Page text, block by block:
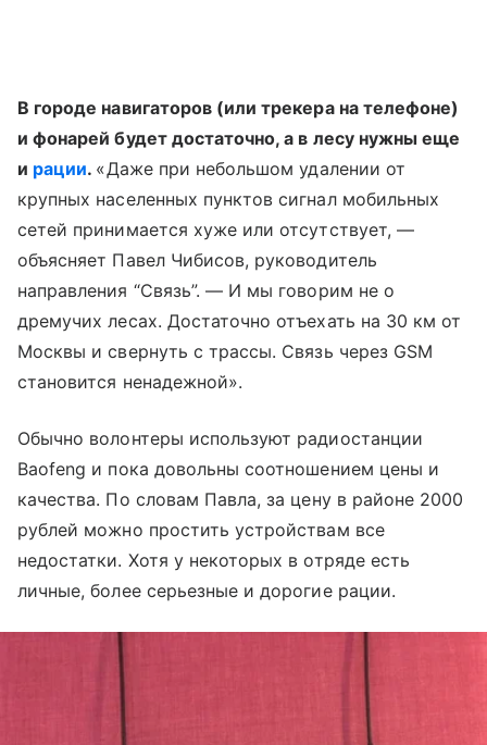
В городе навигаторов (или трекера на телефоне)
и фонарей будет достаточно, а в лесу нужны еще
и рации. «Даже при небольшом удалении от
крупных населенных пунктов сигнал мобильных
сетей принимается хуже или отсутствует, —
объясняет Павел Чибисов, руководитель
направления “Связь”. — И мы говорим не о
дремучих лесах. Достаточно отъехать на 30 км от
Москвы и свернуть с трассы. Связь через GSM
становится ненадежной».
Обычно волонтеры используют радиостанции
Baofeng и пока довольны соотношением цены и
качества. По словам Павла, за цену в районе 2000
рублей можно простить устройствам все
недостатки. Хотя у некоторых в отряде есть
личные, более серьезные и дорогие рации.